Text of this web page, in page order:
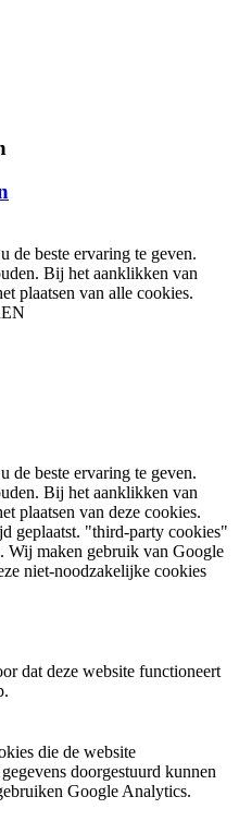
de beste ervaring te geven.
Bij het aanklikken van
plaatsen van alle cookies.
de beste ervaring te geven.
Bij het aanklikken van
plaatsen van deze cookies.
geplaatst. "third-party cookies"
Wij maken gebruik van Google
niet-noodzakelijke cookies
dat deze website functioneert
die de website
doorgestuurd kunnen
Google Analytics.